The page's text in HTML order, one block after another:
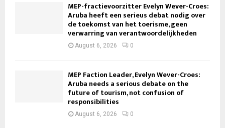
MEP-fractievoorzitter Evelyn Wever-Croes:
Aruba heeft een serieus debat nodig over
de toekomst van het toerisme, geen
verwarring van verantwoordelijkheden
August 6, 2026 0
MEP Faction Leader, Evelyn Wever-Croes:
Aruba needs a serious debate on the
future of tourism, not confusion of
responsibilities
August 6, 2026 0